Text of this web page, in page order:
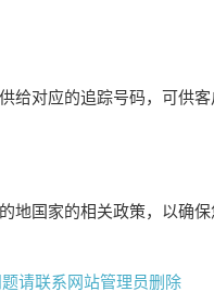
给对应的追踪号码，可供
地国家的相关政策，以确保
请联系网站管理员删除